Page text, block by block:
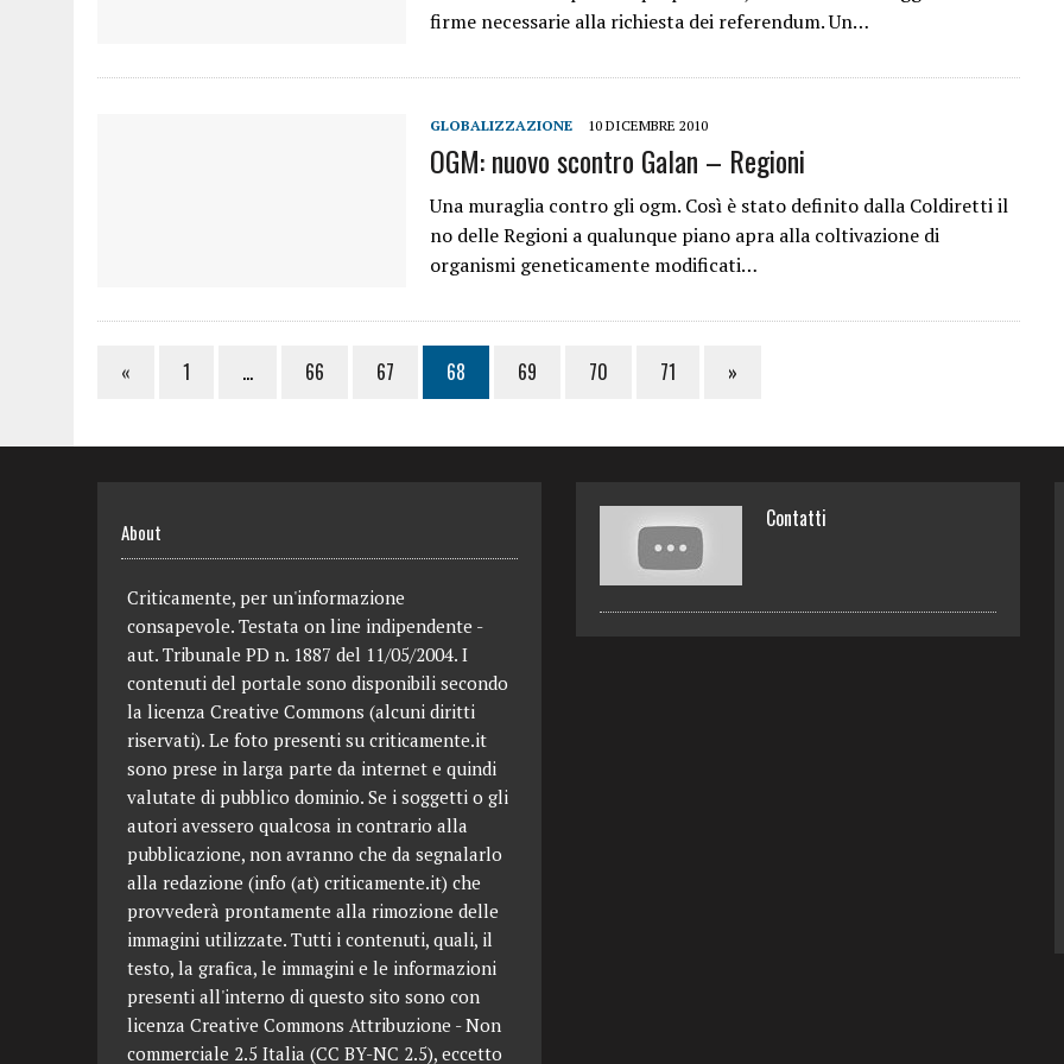
firme necessarie alla richiesta dei referendum. Un…
GLOBALIZZAZIONE 10 DICEMBRE 2010
OGM: nuovo scontro Galan – Regioni
Una muraglia contro gli ogm. Così è stato definito dalla Coldiretti il
no delle Regioni a qualunque piano apra alla coltivazione di
organismi geneticamente modificati…
« 1 … 66 67 68 69 70 71 »
About
Criticamente, per un'informazione
consapevole. Testata on line indipendente -
aut. Tribunale PD n. 1887 del 11/05/2004. I
contenuti del portale sono disponibili secondo
la licenza Creative Commons (alcuni diritti
riservati). Le foto presenti su criticamente.it
sono prese in larga parte da internet e quindi
valutate di pubblico dominio. Se i soggetti o gli
autori avessero qualcosa in contrario alla
pubblicazione, non avranno che da segnalarlo
alla redazione (info (at) criticamente.it) che
provvederà prontamente alla rimozione delle
immagini utilizzate. Tutti i contenuti, quali, il
testo, la grafica, le immagini e le informazioni
presenti all'interno di questo sito sono con
licenza Creative Commons Attribuzione - Non
commerciale 2.5 Italia (CC BY-NC 2.5), eccetto
Contatti